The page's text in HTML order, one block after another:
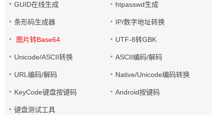
GUID在线生成 htpasswd生成
条形码生成器 IP/数字地址转换
图片转Base64 UTF-8转GBK
Unicode/ASCII转换 ASCII编码/解码
URL编码/解码 Native/Unicode编码转换
KeyCode键盘按键码 Android按键码
键盘测试工具